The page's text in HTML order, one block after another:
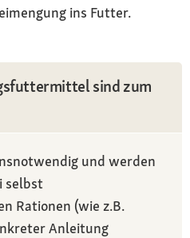
ins Futter.
sind zum
und werden
selbst
Rationen (wie z.B.
Anleitung